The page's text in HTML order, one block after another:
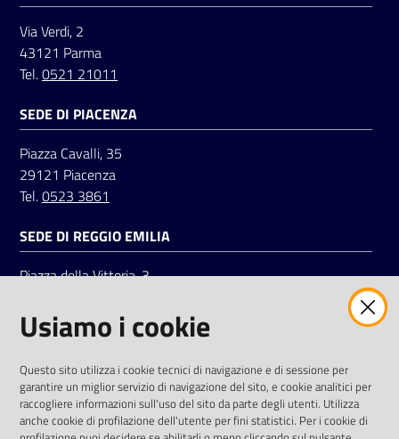
su
Via Verdi, 2
43121 Parma
Tel.0521 21011
SEDE DI PIACENZA
Piazza Cavalli, 35
29121 Piacenza
Tel.0523 3861
SEDE DI REGGIO EMILIA
Piazza della Vittoria, 3
Tel.0522 7961
LinkedinFacebookInstagram
Usiamo i cookie
Questo sito utilizza i cookie tecnici di navigazione e di sessione per
garantire un miglior servizio di navigazione del sito, e cookie analitici per
raccogliere informazioni sull'uso del sito da parte degli utenti. Utilizza
anche cookie di profilazione dell'utente per fini statistici. Per i cookie di